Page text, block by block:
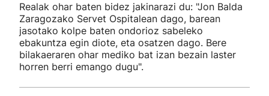
Realak ohar baten bidez jakinarazi du: "Jon Balda
Zaragozako Servet Ospitalean dago, barean
jasotako kolpe baten ondorioz sabeleko
ebakuntza egin diote, eta osatzen dago. Bere
bilakaeraren ohar mediko bat izan bezain laster
horren berri emango dugu".